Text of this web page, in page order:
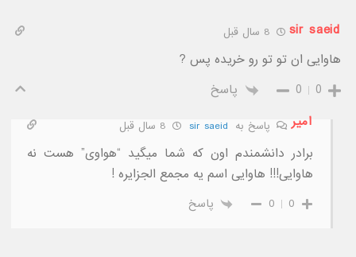
sir saeid 8 سال قبل
هاوایی ان تو تو رو خریده پس ?
0
0
پاسخ
امیر
پاسخ به sir saeid
برادر دانشمندم اون که شما میگید “هواوی” هست نه
هاوایی!!! هاوایی اسم یه مجمع الجزایره !
0
0 پاسخ